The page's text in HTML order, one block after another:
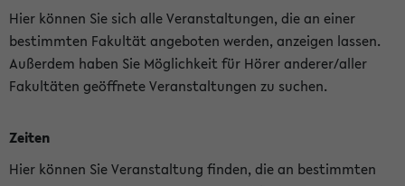
Hier können Sie sich alle Veranstaltungen, die an einer
bestimmten Fakultät angeboten werden, anzeigen lassen.
Außerdem haben Sie Möglichkeit für Hörer anderer/aller
Fakultäten geöffnete Veranstaltungen zu suchen.
Zeiten
Hier können Sie Veranstaltung finden, die an bestimmten